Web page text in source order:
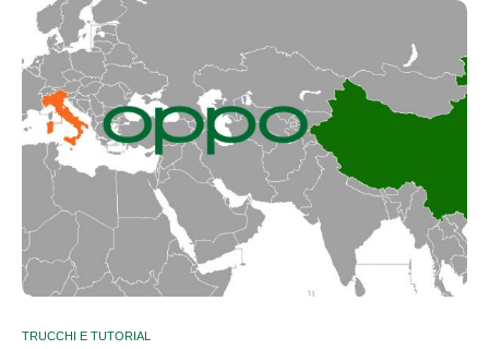
TRUCCHI E TUTORIAL